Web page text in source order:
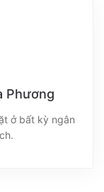
Phương
ở bất kỳ ngân